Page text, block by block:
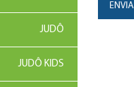
JUDÔ
JUDÔ KIDS